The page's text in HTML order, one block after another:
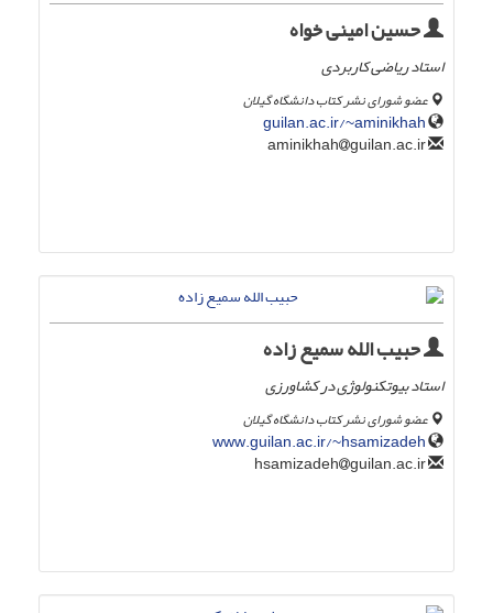
حسین امینی خواه
استاد ریاضی کاربردی
عضو شورای نشر کتاب دانشگاه گیلان
guilan.ac.ir/~aminikhah
guilan.ac.ir
حبیب الله سمیع زاده
استاد بیوتکنولوژی در کشاورزی
عضو شورای نشر کتاب دانشگاه گیلان
www.guilan.ac.ir/~hsamizadeh
guilan.ac.ir